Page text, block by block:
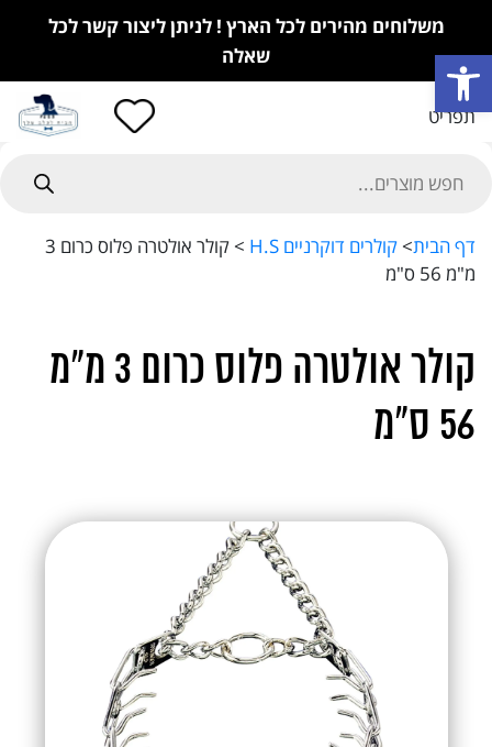
פתח סרגל נגישות
משלוחים מהירים לכל הארץ ! לניתן ליצור קשר לכל
שאלה
תפריט
search
דף הבית> קולרים דוקרניים H.S >
קולר אולטרה פלוס כרום 3
מ"מ 56 ס"מ
קולר אולטרה פלוס כרום 3 מ"מ
56 ס"מ